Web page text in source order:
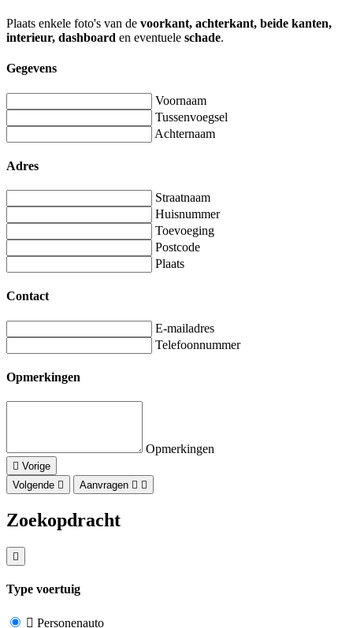
Plaats enkele foto's van de voorkant, achterkant, beide kanten,
interieur, dashboard en eventuele schade.
Gegevens
Voornaam
Tussenvoegsel
Achternaam
Adres
Straatnaam
Huisnummer
Toevoeging
Postcode
Plaats
Contact
E-mailadres
Telefoonnummer
Opmerkingen
Opmerkingen
Vorige
Volgende
Aanvragen
Zoekopdracht
Type voertuig
Personenauto